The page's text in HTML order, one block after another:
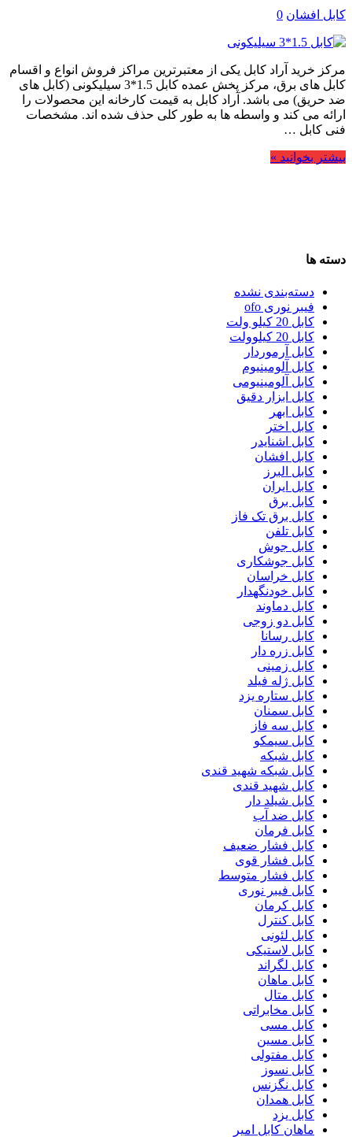
کابل افشان 0
مرکز خرید آراد کابل یکی از معتبرترین مراکز فروش انواع و اقسام
کابل های برق، مرکز پخش عمده کابل 1.5*3 سیلیکونی (کابل های
ضد حریق) می باشد. آراد کابل به قیمت کارخانه این محصولات را
ارائه می کند و واسطه ها به طور کلی حذف شده اند. مشخصات
فنی کابل …
بیشتر بخوانید »
دسته ها
دسته‌بندی نشده
فیبر نوری ofo
کابل 20 کیلو ولت
کابل 20 کیلوولت
کابل آرموردار
کابل آلومینیوم
کابل آلومینیومی
کابل ابزار دقیق
کابل ابهر
کابل اختر
کابل اشنایدر
کابل افشان
کابل البرز
کابل ایران
کابل برق
کابل برق تک فاز
کابل تلفن
کابل جوش
کابل جوشکاری
کابل خراسان
کابل خودنگهدار
کابل دماوند
کابل دو زوجی
کابل رسانا
کابل زره دار
کابل زمینی
کابل ژله فیلد
کابل ستاره یزد
کابل سمنان
کابل سه فاز
کابل سیمکو
کابل شبکه
کابل شبکه شهید قندی
کابل شهید قندی
کابل شیلد دار
کابل ضد آب
کابل فرمان
کابل فشار ضعیف
کابل فشار قوی
کابل فشار متوسط
کابل فیبر نوری
کابل کرمان
کابل کنترل
کابل لئونی
کابل لاستیکی
کابل لگراند
کابل ماهان
کابل متال
کابل مخابراتی
کابل مسی
کابل مسین
کابل مفتولی
کابل نسوز
کابل نگزنس
کابل همدان
کابل یزد
ماهان کابل امیر